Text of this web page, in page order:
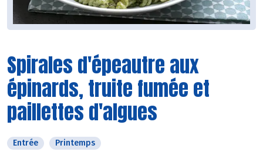
Spirales d'épeautre aux
épinards, truite fumée et
paillettes d'algues
Entrée Printemps